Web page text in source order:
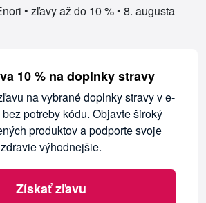
• zľavy až do 10 % • 8. augusta
10 % na doplnky stravy
na vybrané doplnky stravy v e-
potreby kódu. Objavte široký
produktov a podporte svoje
zdravie výhodnejšie.
Získať zľavu